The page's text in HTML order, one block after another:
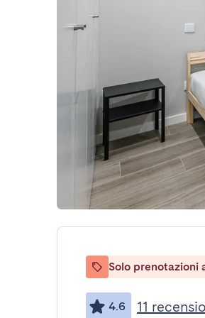
Solo prenotazioni
4.6 11